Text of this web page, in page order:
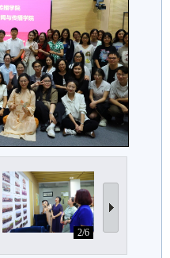
2/6